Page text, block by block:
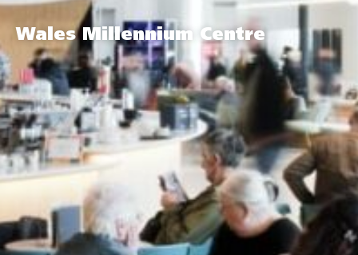
Wales Millennium Centre